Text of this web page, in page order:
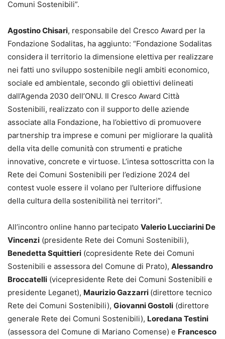
Comuni Sostenibili”.
Agostino Chisari, responsabile del Cresco Award per la
Fondazione Sodalitas, ha aggiunto: “Fondazione Sodalitas
considera il territorio la dimensione elettiva per realizzare
nei fatti uno sviluppo sostenibile negli ambiti economico,
sociale ed ambientale, secondo gli obiettivi delineati
dall’Agenda 2030 dell’ONU. Il Cresco Award Città
Sostenibili, realizzato con il supporto delle aziende
associate alla Fondazione, ha l’obiettivo di promuovere
partnership tra imprese e comuni per migliorare la qualità
della vita delle comunità con strumenti e pratiche
innovative, concrete e virtuose. L’intesa sottoscritta con la
Rete dei Comuni Sostenibili per l’edizione 2024 del
contest vuole essere il volano per l’ulteriore diffusione
della cultura della sostenibilità nei territori”.
All’incontro online hanno partecipato Valerio Lucciarini De
Vincenzi (presidente Rete dei Comuni Sostenibili),
Benedetta Squittieri (copresidente Rete dei Comuni
Sostenibili e assessora del Comune di Prato), Alessandro
Broccatelli (vicepresidente Rete dei Comuni Sostenibili e
presidente Leganet), Maurizio Gazzarri (direttore tecnico
Rete dei Comuni Sostenibili), Giovanni Gostoli (direttore
generale Rete dei Comuni Sostenibili), Loredana Testini
(assessora del Comune di Mariano Comense) e Francesco